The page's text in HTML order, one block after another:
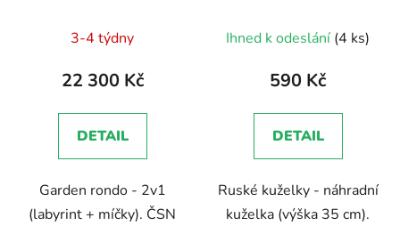
1176 - Technická
zpráva, Brožura, Školení
3-4 týdny
22 300 Kč
DETAIL
Garden rondo - 2v1
(labyrint + míčky). ČSN
Ihned k odeslání (4 ks)
590 Kč
DETAIL
Ruské kuželky - náhradní
kuželka (výška 35 cm).